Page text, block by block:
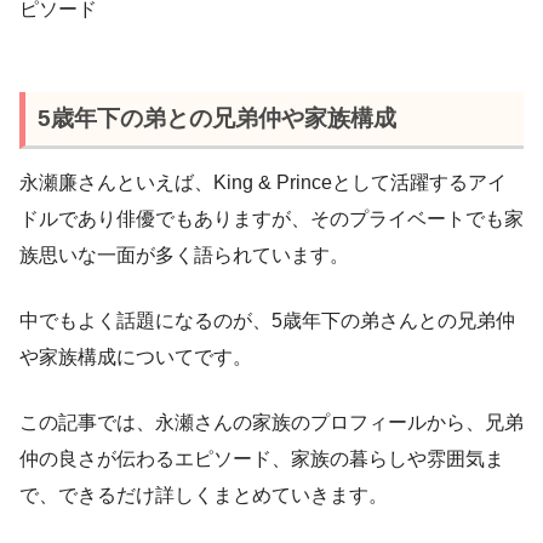
ピソード
5歳年下の弟との兄弟仲や家族構成
永瀬廉さんといえば、King & Princeとして活躍するアイ
ドルであり俳優でもありますが、そのプライベートでも家
族思いな一面が多く語られています。
中でもよく話題になるのが、5歳年下の弟さんとの兄弟仲
や家族構成についてです。
この記事では、永瀬さんの家族のプロフィールから、兄弟
仲の良さが伝わるエピソード、家族の暮らしや雰囲気ま
で、できるだけ詳しくまとめていきます。